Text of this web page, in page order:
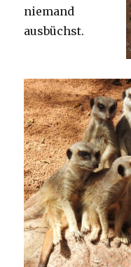
niemand
ausbüchst.